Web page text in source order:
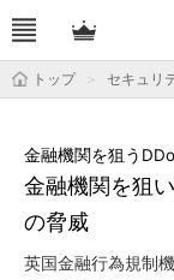
トップ セキュリ
金融機関を狙
の脅威
金融機関を狙う
英国金融行為規制